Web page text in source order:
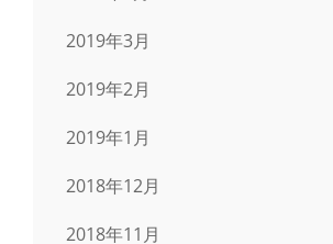
2019年3月
2019年2月
2019年1月
2018年12月
2018年11月